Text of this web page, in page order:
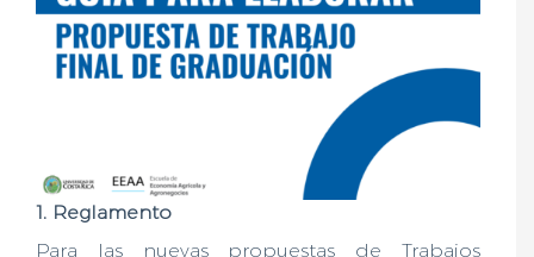
1. Reglamento
Para las nuevas propuestas de Trabajos